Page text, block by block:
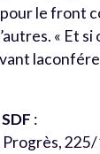
le front
« Et
:
Progrès,